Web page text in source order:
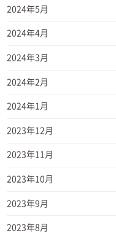
2024年5月
2024年4月
2024年3月
2024年2月
2024年1月
2023年12月
2023年11月
2023年10月
2023年9月
2023年8月